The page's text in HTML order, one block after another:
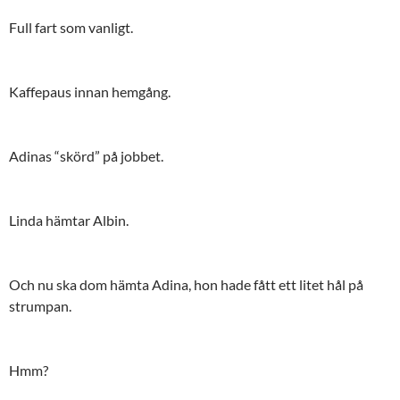
Full fart som vanligt.
Kaffepaus innan hemgång.
Adinas “skörd” på jobbet.
Linda hämtar Albin.
Och nu ska dom hämta Adina, hon hade fått ett litet hål på
strumpan.
Hmm?